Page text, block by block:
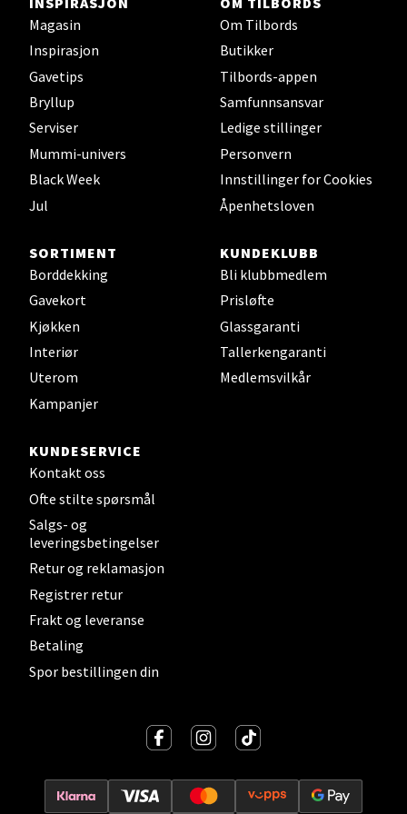
Magasin
Inspirasjon
Gavetips
Bryllup
Serviser
Mummi-univers
Black Week
Jul
Om Tilbords
Butikker
Tilbords-appen
Samfunnsansvar
Ledige stillinger
Personvern
Innstillinger for Cookies
Åpenhetsloven
SORTIMENT
Borddekking
Gavekort
Kjøkken
Interiør
Uterom
Kampanjer
KUNDEKLUBB
Bli klubbmedlem
Prisløfte
Glassgaranti
Tallerkengaranti
Medlemsvilkår
KUNDESERVICE
Kontakt oss
Ofte stilte spørsmål
Salgs- og
leveringsbetingelser
Retur og reklamasjon
Registrer retur
Frakt og leveranse
Betaling
Spor bestillingen din
0 i butikk
Oslo - Thon Senter Storo
Vitaminveien 7 - 9, 0485 Oslo
0 i butikk
Lillehammer - Strandtorget
Åpent i dag 09-18
0 i butikk
Strømmen - Thon Senter Strømmen
Støperivn. 5, 2010 Strømmen
Åpent i dag 10-19